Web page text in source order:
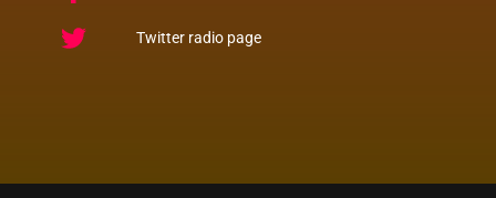
Twitter radio page